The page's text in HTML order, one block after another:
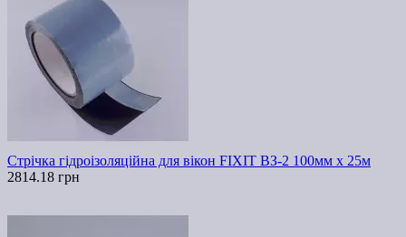
Стрічка гідроізоляційна для вікон FIXIT ВЗ-2 100мм х 25м
2814.18 грн